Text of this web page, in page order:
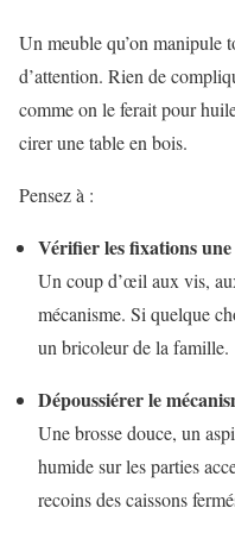
Un meuble qu’on manipule
d’attention. Rien de
comme on le ferait pour
cirer une table en bois.
Pensez à :
Vérifier les fixations
Un coup d’œil aux vis,
mécanisme. Si quelque
un bricoleur de la famille.
Dépoussiérer le
Une brosse douce, un
humide sur les parties
recoins des caissons